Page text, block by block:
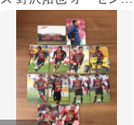
ィックユニフォーム
2011ホーム